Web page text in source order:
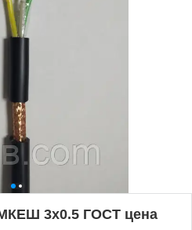
3х0.5 ГОСТ цена